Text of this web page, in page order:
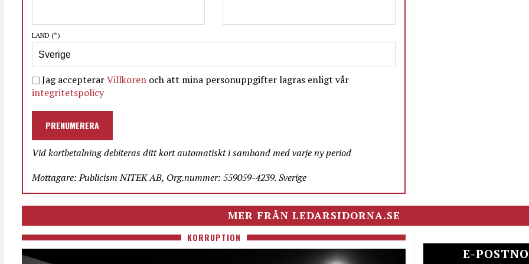
LAND (*)
Jag accepterarVillkoren och att mina personuppgifter lagras enligt vår
integritetspolicy
PRENUMERERA
Vid kortbetalning debiteras ditt kort automatiskt i samband med varje ny period
Mottagare: Publicism NITEK AB, Org.nummer: 559059-4239. Sverige
MER FRÅN LEDARSIDORNA.SE
KORRUPTION
E-